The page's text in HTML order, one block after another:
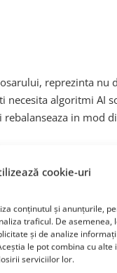
cookie-uri
conținutul și anunțurile,
traficul. De asemenea,
și de analize
le pot combina cu alte
serviciilor lor.
reprezinta
necesita algoritmi AI
in mod
.
Aceasta
in zone izolate